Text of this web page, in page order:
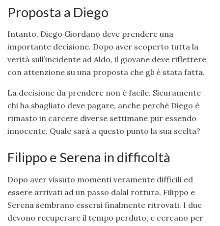
Proposta a Diego
Intanto, Diego Giordano deve prendere una
importante decisione. Dopo aver scoperto tutta la
verità sull’incidente ad Aldo, il giovane deve riflettere
con attenzione su una proposta che gli è stata fatta.
La decisione da prendere non è facile. Sicuramente
chi ha sbagliato deve pagare, anche perché Diego è
rimasto in carcere diverse settimane pur essendo
innocente. Quale sarà a questo punto la sua scelta?
Filippo e Serena in difficoltà
Dopo aver vissuto momenti veramente difficili ed
essere arrivati ad un passo dalal rottura, Filippo e
Serena sembrano essersi finalmente ritrovati. I due
devono recuperare il tempo perduto, e cercano per